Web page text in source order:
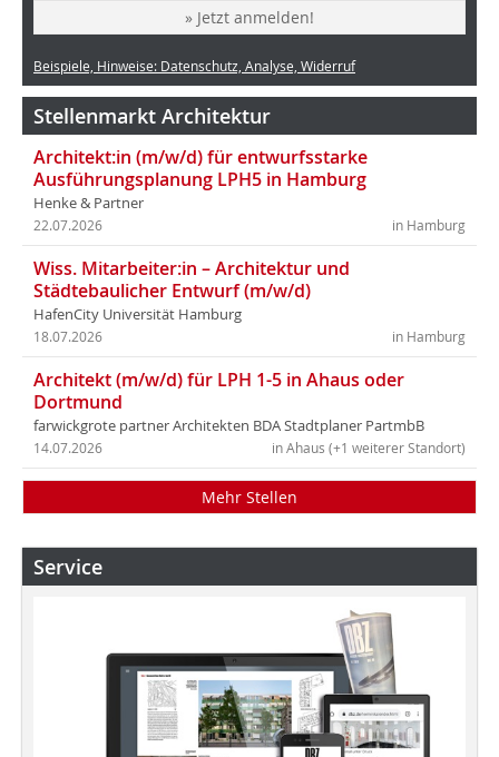
» Jetzt anmelden!
Beispiele, Hinweise: Datenschutz, Analyse, Widerruf
Stellenmarkt Architektur
Architekt:in (m/w/d) für entwurfsstarke
Ausführungsplanung LPH5 in Hamburg
Henke & Partner
in Hamburg
22.07.2026
Wiss. Mitarbeiter:in – Architektur und
Städtebaulicher Entwurf (m/w/d)
HafenCity Universität Hamburg
in Hamburg
18.07.2026
Architekt (m/w/d) für LPH 1-5 in Ahaus oder
Dortmund
farwickgrote partner Architekten BDA Stadtplaner PartmbB
in Ahaus (+1 weiterer Standort)
14.07.2026
Mehr Stellen
Service